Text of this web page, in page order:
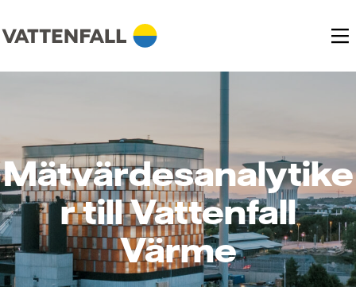
Mätvärdesanalytike
r till Vattenfall
Värme